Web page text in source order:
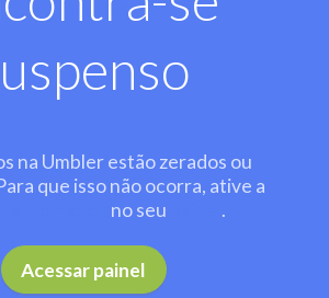
na Umbler estão zerados ou
que isso não ocorra, ative a
no seu .
Acessar painel